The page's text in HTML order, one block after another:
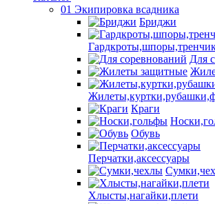
01 Экипировка всадника
Бриджи
Для
Краги
Обувь
Перчатки,аксессуары
Хлысты,нагайки,плети